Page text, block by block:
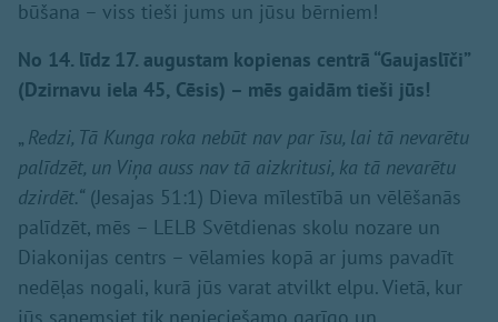
būšana – viss tieši jums un jūsu bērniem!
No 14. līdz 17. augustam kopienas centrā “Gaujaslīči”
(Dzirnavu iela 45, Cēsis) – mēs gaidām tieši jūs!
„ Redzi, Tā Kunga roka nebūt nav par īsu, lai tā nevarētu
palīdzēt, un Viņa auss nav tā aizkritusi, ka tā nevarētu
dzirdēt.“ (Jesajas 51:1) Dieva mīlestībā un vēlēšanās
palīdzēt, mēs – LELB Svētdienas skolu nozare un
Diakonijas centrs – vēlamies kopā ar jums pavadīt
nedēļas nogali, kurā jūs varat atvilkt elpu. Vietā, kur
jūs saņemsiet tik nepieciešamo garīgo un